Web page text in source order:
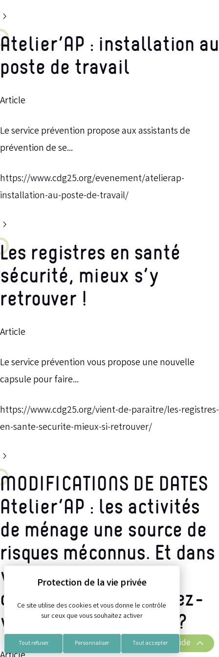
Accès rapide
Atelier’AP : installation au
poste de travail
Article
Le service prévention propose aux assistants de
prévention de se...
https://www.cdg25.org/evenement/atelierap-
installation-au-poste-de-travail/
Les registres en santé
sécurité, mieux s’y
retrouver !
Article
Le service prévention vous propose une nouvelle
capsule pour faire...
https://www.cdg25.org/vient-de-paraitre/les-registres-
en-sante-securite-mieux-si-retrouver/
MODIFICATIONS DE DATES
Atelier’AP : les activités
de ménage une source de
risques méconnus. Et dans
votre collectivité
comment vous y prenez-
vous pour les réduire ?
Ce site utilise des cookies et vous donne le contrôle
sur ceux que vous souhaitez activer
Tout accepter
Tout refuser Personnaliser